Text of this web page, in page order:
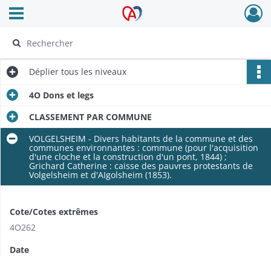
Archives Alsace - Colmar
Ouvrir le menu déroulant
Déplier tous les niveaux
4O Dons et legs
CLASSEMENT PAR COMMUNE
VOLGELSHEIM - Divers habitants de la commune et des
communes environnantes : commune (pour l'acquisition
d'une cloche et la construction d'un pont, 1844) ;
Grichard Catherine : caisse des pauvres protestants de
Volgelsheim et d'AIgolsheim (1853).
Cote/Cotes extrêmes
4O262
Date